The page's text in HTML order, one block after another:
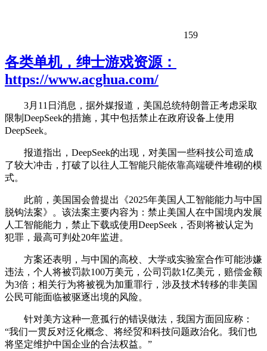
159
各类单机，绅士游戏资源：
https://www.acghua.com/
3月11日消息，据外媒报道，美国总统特朗普正考虑采取
限制DeepSeek的措施，其中包括禁止在政府设备上使用
DeepSeek。
报道指出，DeepSeek的出现，对美国一些科技公司造成
了较大冲击，打破了以往人工智能只能依靠高端硬件堆砌的模
式。
此前，美国国会曾提出《2025年美国人工智能能力与中国
脱钩法案》。该法案主要内容为：禁止美国人在中国境内发展
人工智能能力，禁止下载或使用DeepSeek，否则将被认定为
犯罪，最高可判处20年监进。
方案还表明，与中国的高校、大学或实验室合作可能涉嫌
违法，个人将被罚款100万美元，公司罚款1亿美元，赔偿金额
为3倍；相关行为将被视为加重罪行，涉及技术转移的非美国
公民可能面临被驱逐出境的风险。
针对美方这种一意孤行的错误做法，我国方面回应称：
“我们一贯反对泛化概念、将经贸和科技问题政治化。我们也
将坚定维护中国企业的合法权益。”